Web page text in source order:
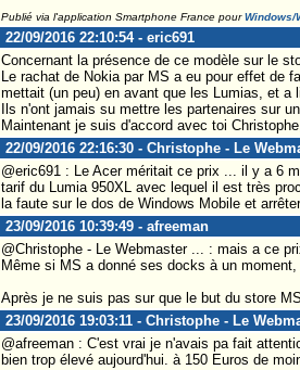
Publié via l'application Smartphone France pourWindows/
22/09/2016 22:10:54 - eric691
Concernant la présence de ce modèle sur le
Le rachat de Nokia par MS a eu pour effet de
mettait (un peu) en avant que les Lumias, et
Ils n'ont jamais su mettre les partenaires sur
Maintenant je suis d'accord avec toi
22/09/2016 22:16:30 - Christophe - Le
@eric691 : Le Acer méritait ce prix ... il y a 6
tarif du Lumia 950XL avec lequel il est très
la faute sur le dos de Windows Mobile et
23/09/2016 10:39:49 - afreeman
@Christophe - Le Webmaster ... : mais a ce
Même si MS a donné ses docks à un
Après je ne suis pas sur que le but du store
23/09/2016 19:03:11 - Christophe - Le
@afreeman : C'est vrai je n'avais pa fait
bien trop élevé aujourd'hui. à 150 Euros de